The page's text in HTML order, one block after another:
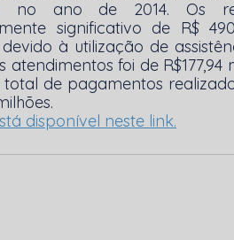
no ano de 2014. Os
significativo de R$
à utilização de
atendimentos foi de
de pagamentos
disponível neste link.